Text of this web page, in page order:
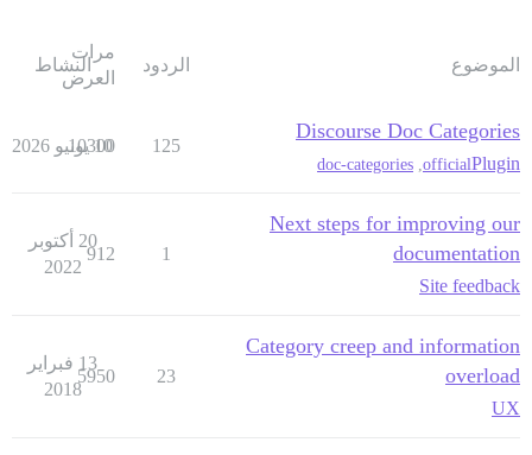
الموضوع الردود
مرات
العرض
النشاط
Discourse Doc Categories
Plugin
official
doc-categories
125
10300
10 يونيو 2026
Next steps for improving our
documentation
Site feedback
1
912
20 أكتوبر
2022
Category creep and information
overload
UX
23
5950
13 فبراير
2018